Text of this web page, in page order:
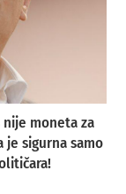
nije moneta za
je sigurna samo